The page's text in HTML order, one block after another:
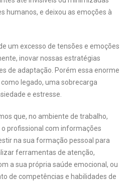
humanos, e deixou as emoções à
um excesso de tensões e emoções
inovar nossas estratégias
de adaptação. Porém essa enorme
legado, uma sobrecarga
e estresse.
que, no ambiente de trabalho,
profissional com informações
na sua formação pessoal para
ferramentas de atenção,
a sua própria saúde emocional, ou
de competências e habilidades de